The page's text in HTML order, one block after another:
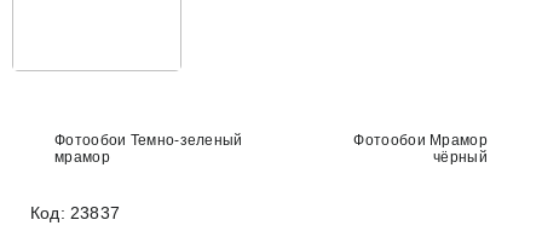
Фотообои Темно-зеленый
мрамор
Фотообои Мрамор
чёрный
Код: 23837